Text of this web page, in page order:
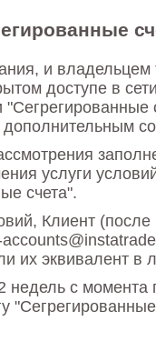
и владельцем
доступе в
"Сегрегированные
дополнительным
услуги
счета".
Клиент (после
их эквивалент в
недель с момента